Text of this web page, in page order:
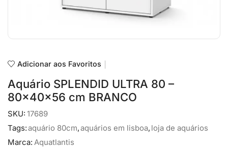
Adicionar aos Favoritos
Aquário SPLENDID ULTRA 80 –
80x40x56 cm BRANCO
SKU: 17689
Tags:aquário 80cm,aquários em lisboa, loja de aquários
Marca: Aquatlantis